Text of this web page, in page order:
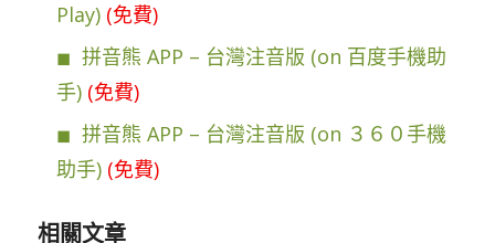
Play) (免費)
拼音熊 APP – 台灣注音版 (on 百度手機助
手) (免費)
拼音熊 APP – 台灣注音版 (on ３６０手機
助手) (免費)
相關文章